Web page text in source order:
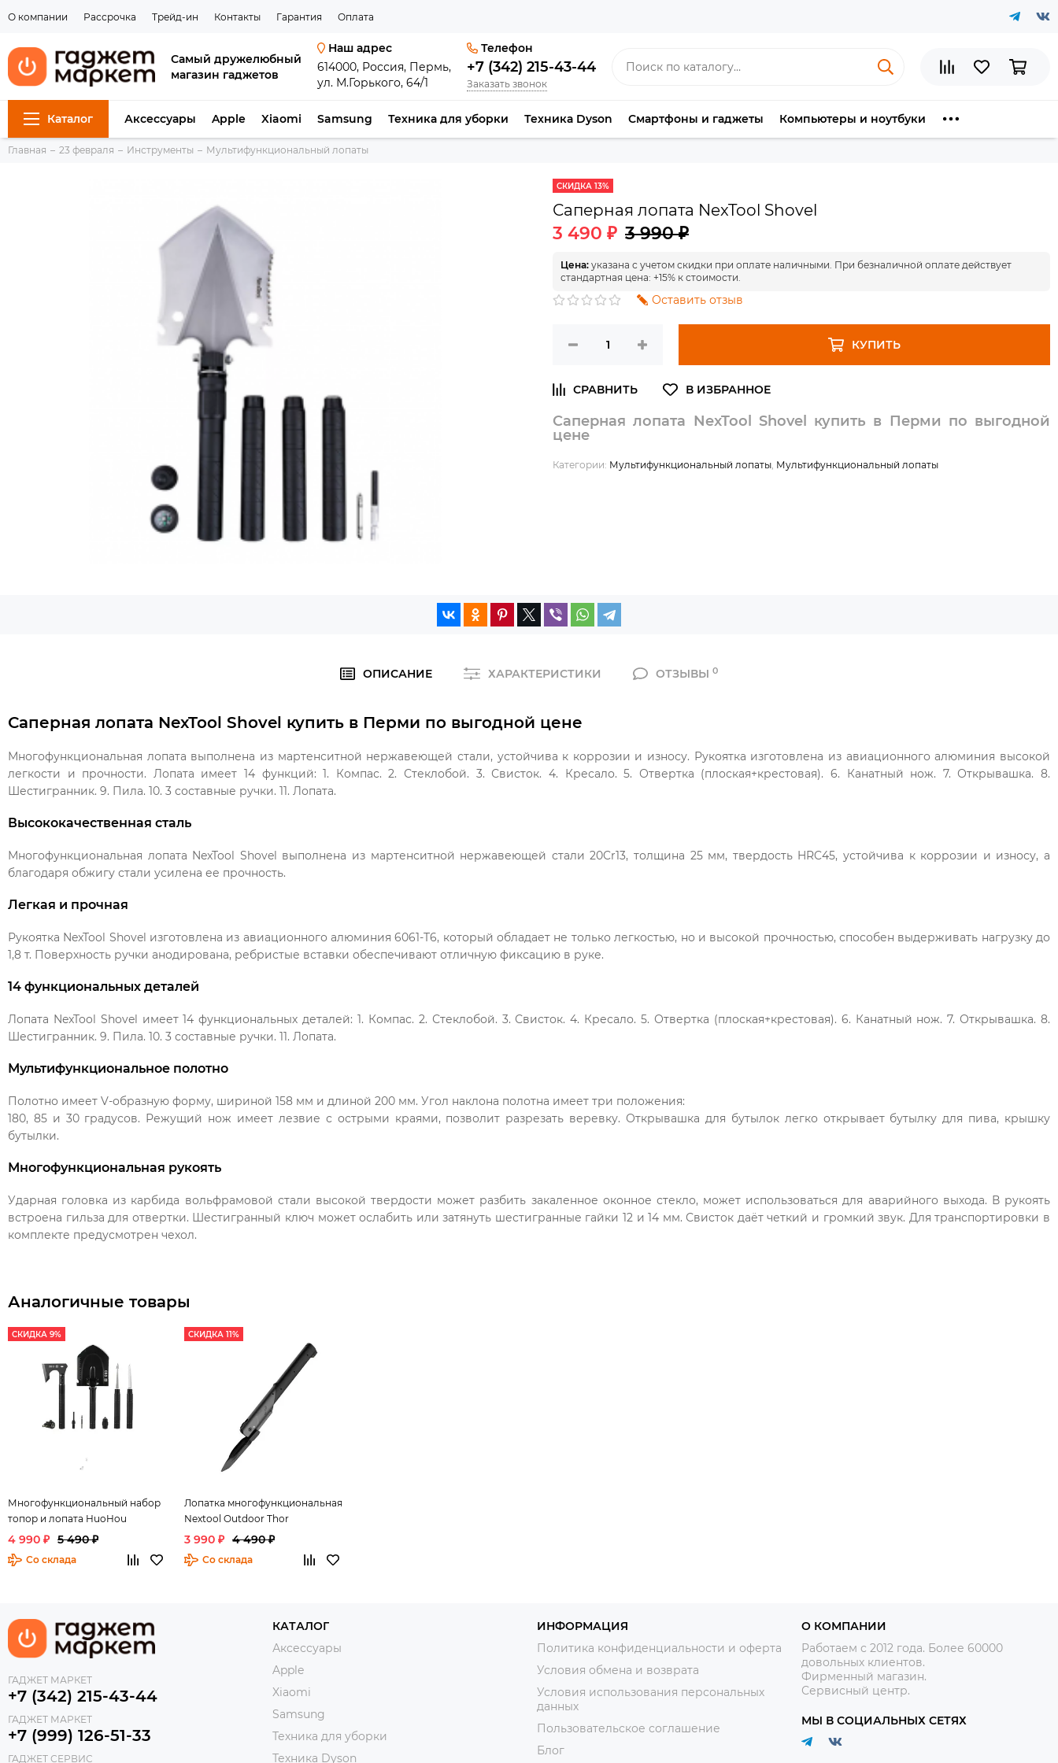
О компании Рассрочка Трейд-ин Контакты Гарантия Оплата
Самый дружелюбный
магазин гаджетов
Наш адрес
614000, Россия, Пермь,
ул. М.Горького, 64/1
Телефон
+7 (342) 215-43-44
Заказать звонок
Каталог Аксессуары Apple Xiaomi Samsung Техника для уборки Техника Dyson Смартфоны и гаджеты Компьютеры и ноутбуки
Главная 23 февраля Инструменты Мультифункциональный лопаты
СКИДКА 13%
Саперная лопата NexTool Shovel
3 490 ₽ 3 990 ₽
Цена: указана с учетом скидки при оплате наличными. При безналичной оплате действует
стандартная цена: +15% к стоимости.
Оставить отзыв
КУПИТЬ
Саперная лопата NexTool Shovel купить в Перми по выгодной
цене
Категории: Мультифункциональный лопаты, Мультифункциональный лопаты
ОПИСАНИЕ ХАРАКТЕРИСТИКИ ОТЗЫВЫ 0
Саперная лопата NexTool Shovel купить в Перми по выгодной цене
Многофункциональная лопата выполнена из мартенситной нержавеющей стали, устойчива к коррозии и износу. Рукоятка изготовлена ​​из авиационного алюминия высокой
легкости и прочности. Лопата имеет 14 функций: 1. Компас. 2. Стеклобой. 3. Свисток. 4. Кресало. 5. Отвертка (плоская+крестовая). 6. Канатный нож. 7. Открывашка. 8.
Шестигранник. 9. Пила. 10. 3 составные ручки. 11. Лопата.
Высококачественная сталь
Многофункциональная лопата NexTool Shovel выполнена из мартенситной нержавеющей стали 20Cr13, толщина 25 мм, твердость HRC45, устойчива к коррозии и износу, а
благодаря обжигу стали усилена ее прочность.
Легкая и прочная
Рукоятка NexTool Shovel изготовлена ​​из авиационного алюминия 6061-T6, который обладает не только легкостью, но и высокой прочностью, способен выдерживать нагрузку до
1,8 т. Поверхность ручки анодирована, ребристые вставки обеспечивают отличную фиксацию в руке.
14 функциональных деталей
Лопата NexTool Shovel имеет 14 функциональных деталей: 1. Компас. 2. Стеклобой. 3. Свисток. 4. Кресало. 5. Отвертка (плоская+крестовая). 6. Канатный нож. 7. Открывашка. 8.
Шестигранник. 9. Пила. 10. 3 составные ручки. 11. Лопата.
Мультифункциональное полотно
Полотно имеет V-образную форму, шириной 158 мм и длиной 200 мм. Угол наклона полотна имеет три положения:
180, 85 и 30 градусов. Режущий нож имеет лезвие с острыми краями, позволит разрезать веревку. Открывашка для бутылок легко открывает бутылку для пива, крышку
бутылки.
Многофункциональная рукоять
Ударная головка из карбида вольфрамовой стали высокой твердости может разбить закаленное оконное стекло, может использоваться для аварийного выхода. В рукоять
встроена гильза для отвертки. Шестигранный ключ может ослабить или затянуть шестигранные гайки 12 и 14 мм. Свисток даёт четкий и громкий звук. Для транспортировки в
комплекте предусмотрен чехол.
Аналогичные товары
СКИДКА 9%
Многофункциональный набор
топор и лопата HuoHou
4 990 ₽ 5 490 ₽
Со склада
СКИДКА 11%
Лопатка многофункциональная
Nextool Outdoor Thor
3 990 ₽ 4 490 ₽
Со склада
ГАДЖЕТ МАРКЕТ
+7 (342) 215-43-44
ГАДЖЕТ МАРКЕТ
+7 (999) 126-51-33
ГАДЖЕТ СЕРВИС
КАТАЛОГ
Аксессуары
Apple
Xiaomi
Samsung
Техника для уборки
Техника Dyson
ИНФОРМАЦИЯ
Политика конфиденциальности и оферта
Условия обмена и возврата
Условия использования персональных
данных
Пользовательское соглашение
Блог
О КОМПАНИИ
Работаем с 2012 года. Более 60000
довольных клиентов.
Фирменный магазин.
Сервисный центр.
МЫ В СОЦИАЛЬНЫХ СЕТЯХ